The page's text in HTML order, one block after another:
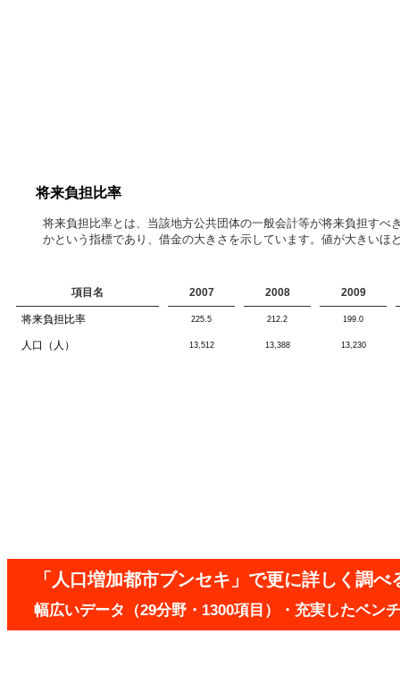
将来負担比率
将来負担比率とは、当該地方公共団体の一般会計等が将来負担す
かという指標であり、借金の大きさを示しています。値が大きい
項目名 2007 2008 2009
将来負担比率 225.5 212.2 199.0
人口（人） 13,512 13,388 13,230
「人口増加都市ブンセキ」で更に詳しく調べ
幅広いデータ（29分野・1300項目）・充実したベン